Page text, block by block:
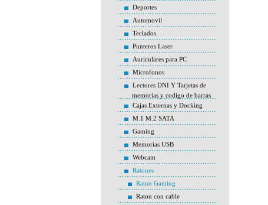
Deportes
Automovil
Teclados
Punteros Laser
Auriculares para PC
Microfonos
Lectores DNI Y Tarjetas de
memorias y codigo de barras
Cajas Externas y Docking
M.1 M.2 SATA
Gaming
Memorias USB
Webcam
Ratones
Raton Gaming
Raton con cable